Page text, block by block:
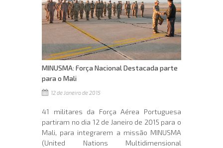
MINUSMA: Força Nacional Destacada parte
para o Mali
12 de Janeiro de 2015
41 militares da Força Aérea Portuguesa
partiram no dia 12 de Janeiro de 2015 para o
Mali, para integrarem a missão MINUSMA
(United Nations Multidimensional